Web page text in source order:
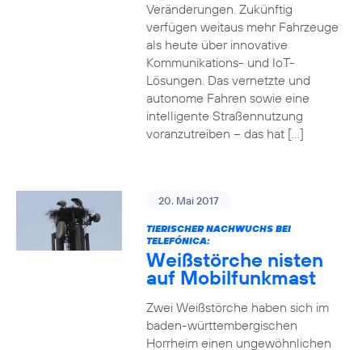
Veränderungen. Zukünftig
verfügen weitaus mehr Fahrzeuge
als heute über innovative
Kommunikations- und IoT-
Lösungen. Das vernetzte und
autonome Fahren sowie eine
intelligente Straßennutzung
voranzutreiben – das hat […]
20. Mai 2017
TIERISCHER NACHWUCHS BEI
TELEFÓNICA:
Weißstörche nisten
auf Mobilfunkmast
Zwei Weißstörche haben sich im
baden-württembergischen
Horrheim einen ungewöhnlichen